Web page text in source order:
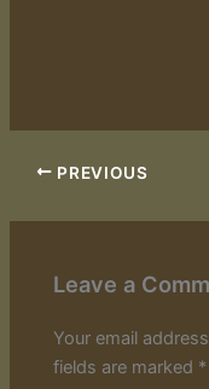
PREVIOUS
Leave a
Your email
fields are marked *